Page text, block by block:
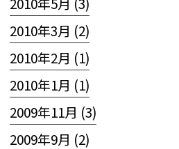
2010年3月 (2)
2010年2月 (1)
2010年1月 (1)
2009年11月 (3)
2009年9月 (2)